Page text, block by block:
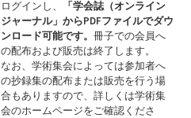
ログインし、
「学会誌（オンライン
ジャーナル」からPDFファイルでダウ
ンロード可能です。 冊子での会員へ
の配布および販売は終了します。
なお、学術集会によっては参加者へ
の抄録集の配布または販売を行う場
合もありますので、詳しくは学術集
会のホームページをご確認くださ